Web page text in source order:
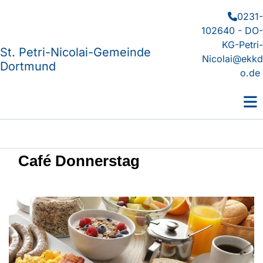
St. Petri-Nicolai-Gemeinde
Dortmund
0231-
102640 - DO-
KG-Petri-
Nicolai@ekkd
o.de
Café Donnerstag